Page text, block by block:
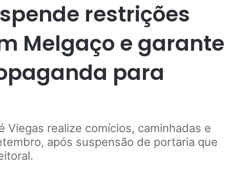
restrições
Melgaço e garante
para
Viegas realize comícios, caminhadas e
após suspensão de portaria que